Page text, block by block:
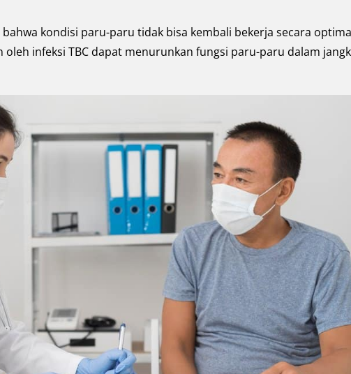
kondisi paru-paru tidak bisa kembali bekerja secara
oleh infeksi TBC dapat menurunkan fungsi paru-paru dalam